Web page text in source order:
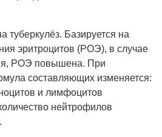
туберкулёз. Базируется на
эритроцитов (РОЭ), в случае
РОЭ повышена. При
составляющих изменяется:
и лимфоцитов
нейтрофилов